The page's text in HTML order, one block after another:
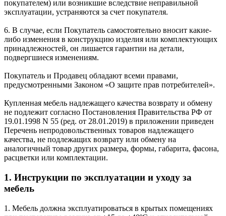
покупателем) или возникшие вследствие неправильной
эксплуатации, устраняются за счет покупателя.
6. В случае, если Покупатель самостоятельно вносит какие-
либо изменения в конструкцию изделия или комплектующих
принадлежностей, он лишается гарантии на детали,
подвергшиеся изменениям.
Покупатель и Продавец обладают всеми правами,
предусмотренными Законом «О защите прав потребителей».
Купленная мебель надлежащего качества возврату и обмену
не подлежит согласно Постановления Правительства РФ от
19.01.1998 N 55 (ред. от 28.01.2019) в приложении приведен
Перечень непродовольственных товаров надлежащего
качества, не подлежащих возврату или обмену на
аналогичный товар других размера, формы, габарита, фасона,
расцветки или комплектации.
1. Инструкции по эксплуатации и уходу за
мебель
1. Мебель должна эксплуатироваться в крытых помещениях